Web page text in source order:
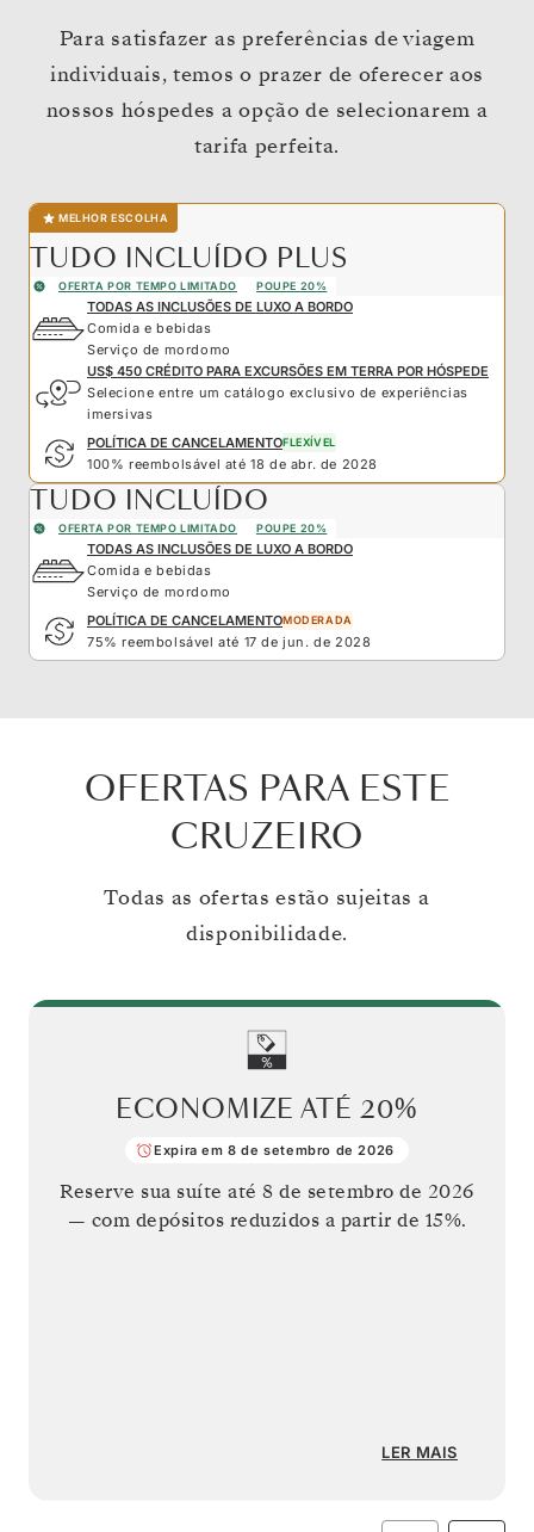
Para satisfazer as preferências de viagem
individuais, temos o prazer de oferecer aos
nossos hóspedes a opção de selecionarem a
tarifa perfeita.
MELHOR ESCOLHA
TUDO INCLUÍDO PLUS
OFERTA POR TEMPO LIMITADO POUPE 20%
TODAS AS INCLUSÕES DE LUXO A BORDO
Comida e bebidas
Serviço de mordomo
US$ 450 CRÉDITO PARA EXCURSÕES EM TERRA POR HÓSPEDE
Selecione entre um catálogo exclusivo de experiências
imersivas
POLÍTICA DE CANCELAMENTOFLEXÍVEL
100% reembolsável até 18 de abr. de 2028
TUDO INCLUÍDO
OFERTA POR TEMPO LIMITADO POUPE 20%
TODAS AS INCLUSÕES DE LUXO A BORDO
Comida e bebidas
Serviço de mordomo
POLÍTICA DE CANCELAMENTOMODERADA
75% reembolsável até 17 de jun. de 2028
OFERTAS PARA ESTE
CRUZEIRO
Todas as ofertas estão sujeitas a
disponibilidade.
ECONOMIZE ATÉ 20%
Expira em 8 de setembro de 2026
Reserve sua suíte até8 de setembro de 2026
— com depósitos reduzidos a partir de 15%.
LER MAIS